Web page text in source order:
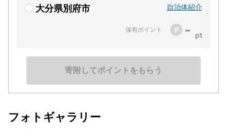
大分県別府市 自治体紹介
保有ポイント -
寄附してポイントをもらう
フォトギャラリー